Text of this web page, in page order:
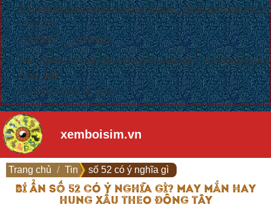
/home/sites/web/xemboisim.vn/public_html/application/
Line: 21
Function: __construct
File: /home/sites/web/xemboisim.vn/public_html/index.php
Line: 328
Function: require_once
xemboisim.vn
Trang chủ Tin số 52 có ý nghĩa gì
BÍ ẨN SỐ 52 CÓ Ý NGHĨA GÌ? MAY MẮN HAY
HUNG XẤU THEO ĐÔNG TÂY